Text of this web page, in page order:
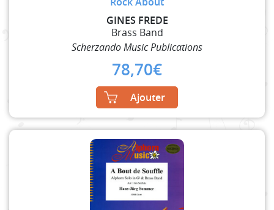
GINES FREDE
Brass Band
Scherzando Music Publications
78,70€
Ajouter